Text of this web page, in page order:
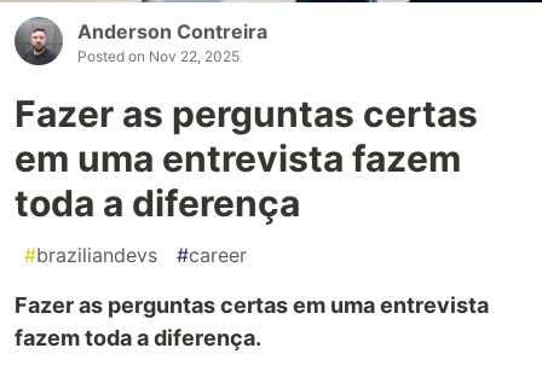
Anderson Contreira
Posted on Nov 22, 2025
Fazer as perguntas certas
em uma entrevista fazem
toda a diferença
#braziliandevs #career
Fazer as perguntas certas em uma entrevista
fazem toda a diferença.